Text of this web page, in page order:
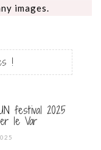
images.
!
festival 2025
le Var